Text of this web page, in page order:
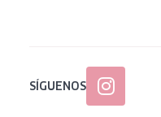
SÍGUENOS